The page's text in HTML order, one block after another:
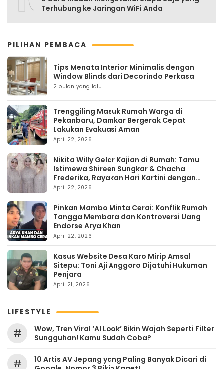
Terhubung ke Jaringan WiFi Anda
PILIHAN PEMBACA
Tips Menata Interior Minimalis dengan
Window Blinds dari Decorindo Perkasa
2 bulan yang lalu
Trenggiling Masuk Rumah Warga di
Pekanbaru, Damkar Bergerak Cepat
Lakukan Evakuasi Aman
April 22, 2026
Nikita Willy Gelar Kajian di Rumah: Tamu
Istimewa Shireen Sungkar & Chacha
Frederika, Rayakan Hari Kartini dengan
Kehangatan
April 22, 2026
Pinkan Mambo Minta Cerai: Konflik Rumah
Tangga Membara dan Kontroversi Uang
Endorse Arya Khan
April 22, 2026
Kasus Website Desa Karo Mirip Amsal
Sitepu: Toni Aji Anggoro Dijatuhi Hukuman
Penjara
April 21, 2026
LIFESTYLE
#
Wow, Tren Viral ‘AI Look’ Bikin Wajah Seperti Filter
Sungguhan! Kamu Sudah Coba?
#
10 Artis AV Jepang yang Paling Banyak Dicari di